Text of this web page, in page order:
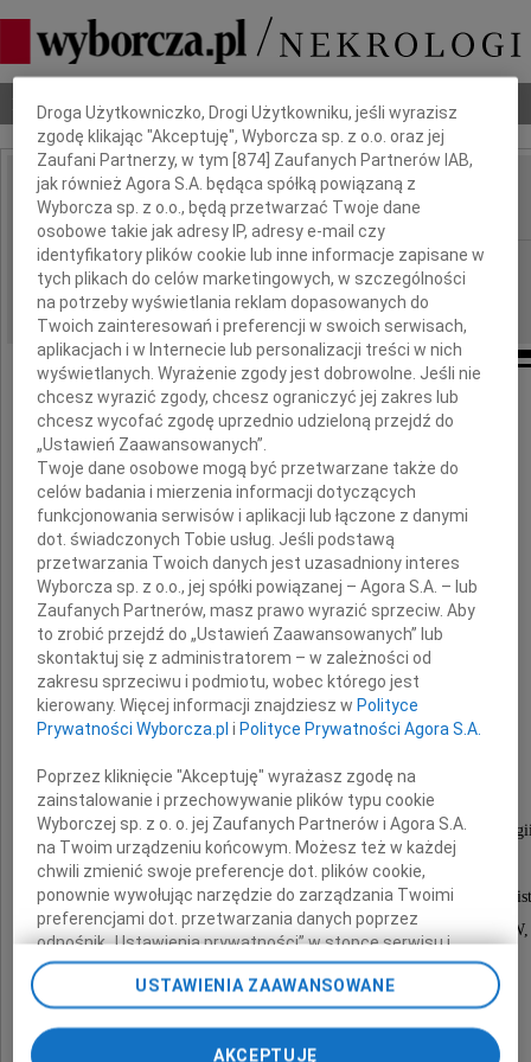
Nekrologi Odeszli Poradnik pogrzebowy
IMIĘ I NAZWISKO: Hanna Jadacka
REGION: Warszawa
DATA EMISJI: 18.06.2026
Z żalem przyjęliśmy wiadomość o śmierci
Pani Profesor
Hanny Jadackiej
wybitnej językoznawczyni,
ekspertki w zakresie słowotwórstwa,
oraz kultury języka,
byłej prodziekan ds. badań naukowych Wydziału
wykładowczyni Instytutu Języka Polskiego UW,
Dobrego i Szlachetnego Człowieka
Rektor i Senat Uniwersytetu Warszawskiego
Dbamy o Twoją prywatność
Droga Użytkowniczko, Drogi Użytkowniku, jeśli wyrazisz
zgodę klikając "Akceptuję", Wyborcza sp. z o.o. oraz jej
Zaufani Partnerzy, w tym [874 ] Zaufanych Partnerów IAB,
jak również Agora S.A. będąca spółką powiązaną z
Wyborcza sp. z o.o., będą przetwarzać Twoje dane
osobowe takie jak adresy IP, adresy e-mail czy
identyfikatory plików cookie lub inne informacje zapisane w
tych plikach do celów marketingowych, w szczególności
na potrzeby wyświetlania reklam dopasowanych do
Twoich zainteresowań i preferencji w swoich serwisach,
aplikacjach i w Internecie lub personalizacji treści w nich
wyświetlanych. Wyrażenie zgody jest dobrowolne. Jeśli nie
chcesz wyrazić zgody, chcesz ograniczyć jej zakres lub
chcesz wycofać zgodę uprzednio udzieloną przejdź do
„Ustawień Zaawansowanych”.
Twoje dane osobowe mogą być przetwarzane także do
celów badania i mierzenia informacji dotyczących
funkcjonowania serwisów i aplikacji lub łączone z danymi
dot. świadczonych Tobie usług. Jeśli podstawą
przetwarzania Twoich danych jest uzasadniony interes
Wyborcza sp. z o.o., jej spółki powiązanej – Agora S.A. – lub
Zaufanych Partnerów, masz prawo wyrazić sprzeciw. Aby
to zrobić przejdź do „Ustawień Zaawansowanych” lub
skontaktuj się z administratorem – w zależności od
zakresu sprzeciwu i podmiotu, wobec którego jest
kierowany. Więcej informacji znajdziesz w Polityce
Prywatności Wyborcza.pl i Polityce Prywatności Agora S.A.
Poprzez kliknięcie "Akceptuję" wyrażasz zgodę na
zainstalowanie i przechowywanie plików typu cookie
Wyborczej sp. z o. o. jej Zaufanych Partnerów i Agora S.A.
na Twoim urządzeniu końcowym. Możesz też w każdej
chwili zmienić swoje preferencje dot. plików cookie,
ponownie wywołując narzędzie do zarządzania Twoimi
preferencjami dot. przetwarzania danych poprzez
odnośnik „Ustawienia prywatności” w stopce serwisu i
przechodząc do sekcji „Ustawienia zaawansowane”.
Zmiana ustawień plików cookie możliwa jest także za
pomocą ustawień przeglądarki.
USTAWIENIA ZAAWANSOWANE
AKCEPTUJĘ